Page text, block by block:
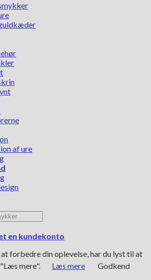
af ure
en kundekonto
forbedre din oplevelse, har du lyst til at
mere".
Læs mere Godkend